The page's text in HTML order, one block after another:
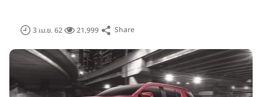
3 เม.ย. 62 21,999 Share